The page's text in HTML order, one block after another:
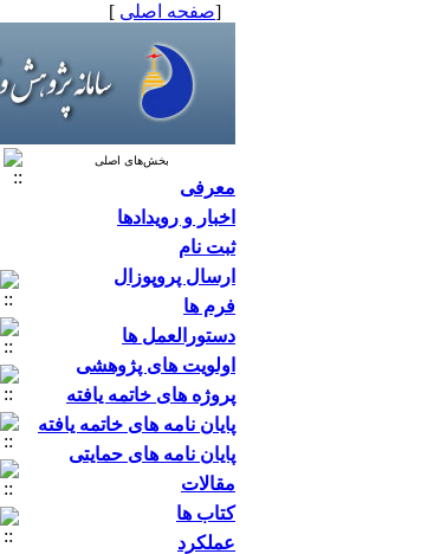
[صفحه اصلی ]
بخش‌های اصلی
معرفی
اخبار و رویدادها
ثبت نام
ارسال پروپوزال
فرم ها
دستورالعمل ها
اولویت های پژوهشی
پروژه های خاتمه یافته
پایان نامه های خاتمه یافته
پایان نامه های حمایتی
مقالات
کتاب ها
عملکرد